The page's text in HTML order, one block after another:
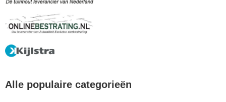
Alle populaire categorieën